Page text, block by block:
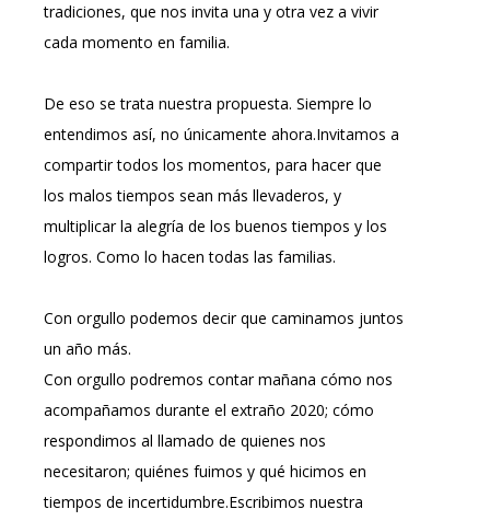
tradiciones, que nos invita una y otra vez a vivir
cada momento en familia.
De eso se trata nuestra propuesta. Siempre lo
entendimos así, no únicamente ahora.Invitamos a
compartir todos los momentos, para hacer que
los malos tiempos sean más llevaderos, y
multiplicar la alegría de los buenos tiempos y los
logros. Como lo hacen todas las familias.
Con orgullo podemos decir que caminamos juntos
un año más.
Con orgullo podremos contar mañana cómo nos
acompañamos durante el extraño 2020; cómo
respondimos al llamado de quienes nos
necesitaron; quiénes fuimos y qué hicimos en
tiempos de incertidumbre.Escribimos nuestra